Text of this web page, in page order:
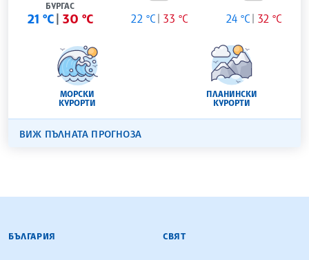
БУРГАС
21 °C 30 °C 22 °C 33 °C 24 °C 32 °C
МОРСКИ
КУРОРТИ
ПЛАНИНСКИ
КУРОРТИ
ВИЖ ПЪЛНАТА ПРОГНОЗА
БЪЛГАРСКА ТЕЛЕГРАФНА АГЕНЦИЯ
БЪЛГАРИЯ СВЯТ